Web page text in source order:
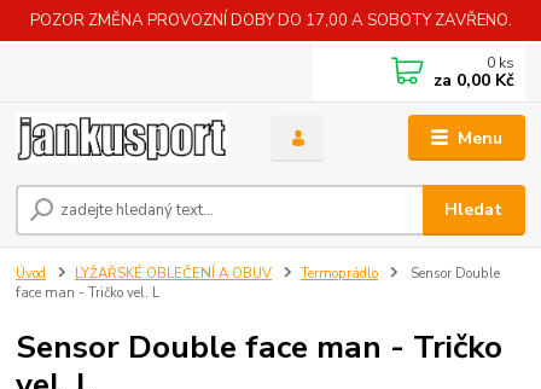
POZOR ZMĚNA PROVOZNÍ DOBY DO 17,00 A SOBOTY ZAVŘENO.
Menu
Hledat
0 ks
za 0,00 Kč
Úvod LYŽAŘSKÉ OBLEČENÍ A OBUV Termoprádlo
Sensor Double
face man - Tričko vel. L
Sensor Double face man - Tričko